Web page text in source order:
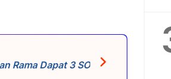
Rama Dapat 3 SO